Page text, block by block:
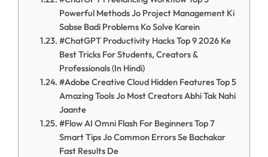
Powerful Methods Jo Project Management Ki
Sabse Badi Problems Ko Solve Karein
#ChatGPT Productivity Hacks Top 9 2026 Ke
Best Tricks For Students, Creators &
Professionals (In Hindi)
#Adobe Creative Cloud Hidden Features Top 5
Amazing Tools Jo Most Creators Abhi Tak Nahi
Jaante
#Flow AI Omni Flash For Beginners Top 7
Smart Tips Jo Common Errors Se Bachakar
Fast Results De